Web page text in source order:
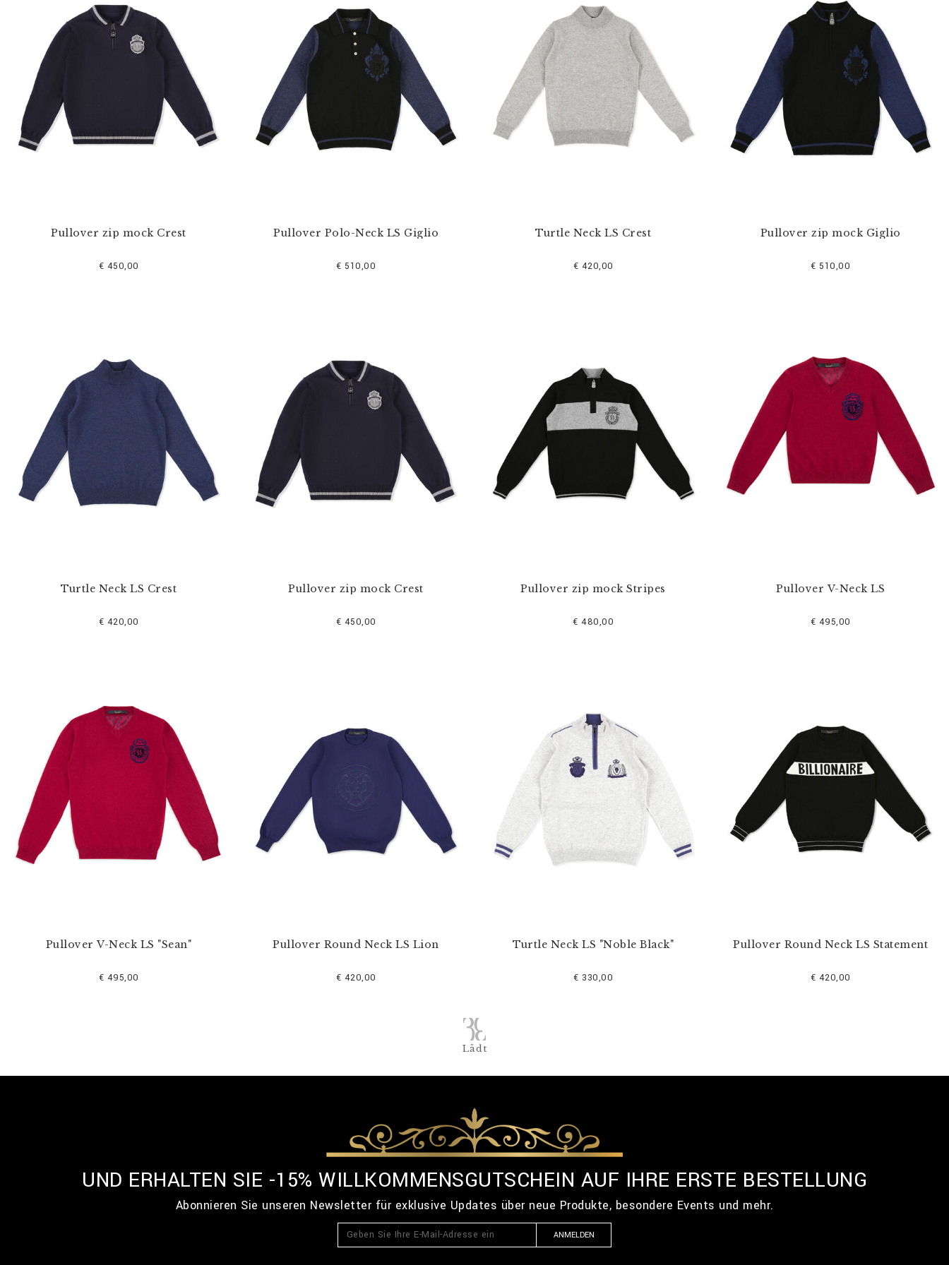
Pullover zip mock Crest
€ 450,00
Pullover Polo-Neck LS Giglio
€ 510,00
Turtle Neck LS Crest
€ 420,00
Pullover zip mock Giglio
€ 510,00
Turtle Neck LS Crest
€ 420,00
Pullover zip mock Crest
€ 450,00
Pullover zip mock Stripes
€ 480,00
Pullover V-Neck LS
€ 495,00
Pullover V-Neck LS "Sean"
€ 495,00
Pullover Round Neck LS Lion
€ 420,00
Turtle Neck LS "Noble Black"
€ 330,00
Pullover Round Neck LS Statement
€ 420,00
Lädt
UND ERHALTEN SIE -15% WILLKOMMENSGUTSCHEIN AUF IHRE ERSTE BESTELLUNG
Abonnieren Sie unseren Newsletter für exklusive Updates über neue Produkte, besondere Events und mehr.
ANMELDEN